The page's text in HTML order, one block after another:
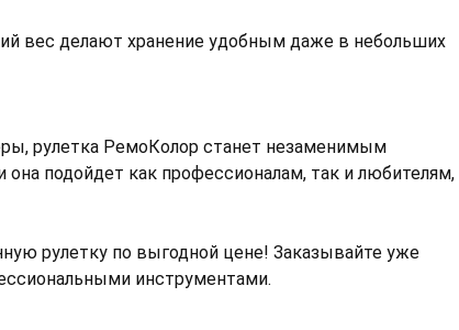
вес делают хранение удобным даже в небольших
рулетка РемоКолор станет незаменимым
подойдет как профессионалам, так и любителям,
рулетку по выгодной цене! Заказывайте уже
инструментами.